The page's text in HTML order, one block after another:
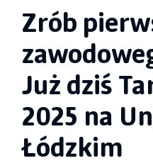
Zrób
Już dziś
2025 na
Łódzkim